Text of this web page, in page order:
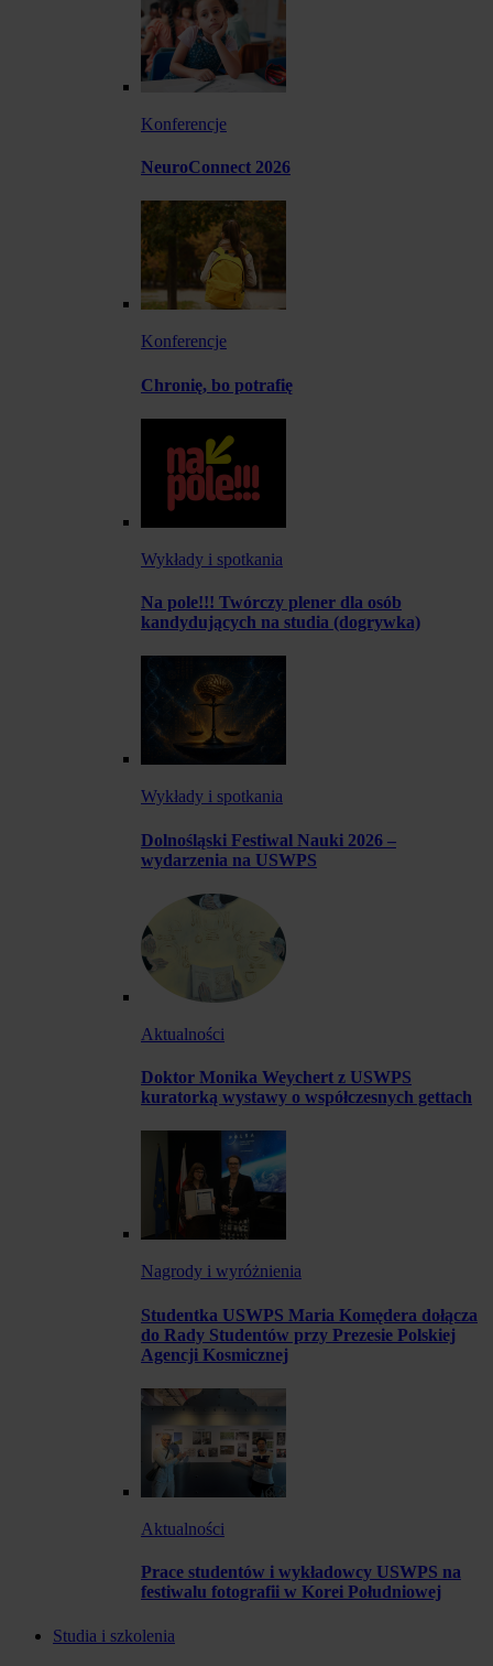
Konferencje
NeuroConnect 2026
Konferencje
Chronię, bo potrafię
Wykłady i spotkania
Na pole!!! Twórczy plener dla osób
kandydujących na studia (dogrywka)
Wykłady i spotkania
Dolnośląski Festiwal Nauki 2026 –
wydarzenia na USWPS
Aktualności
Doktor Monika Weychert z USWPS
kuratorką wystawy o współczesnych gettach
Nagrody i wyróżnienia
Studentka USWPS Maria Komędera dołącza
do Rady Studentów przy Prezesie Polskiej
Agencji Kosmicznej
Aktualności
Prace studentów i wykładowcy USWPS na
festiwalu fotografii w Korei Południowej
Studia i szkolenia